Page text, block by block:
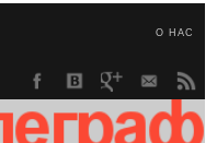
О НАС